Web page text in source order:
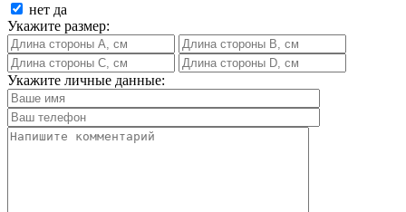
нет да
Укажите размер:
Укажите личные данные: